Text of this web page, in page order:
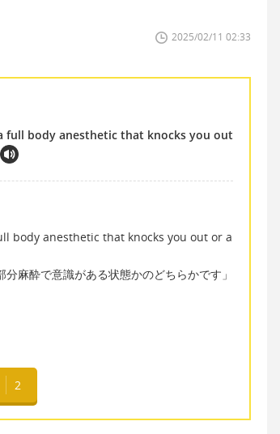
2025/02/11 02:33
full body anesthetic that knocks you out
body anesthetic that knocks you out or a
麻酔で意識がある状態かのどちらかです」
2